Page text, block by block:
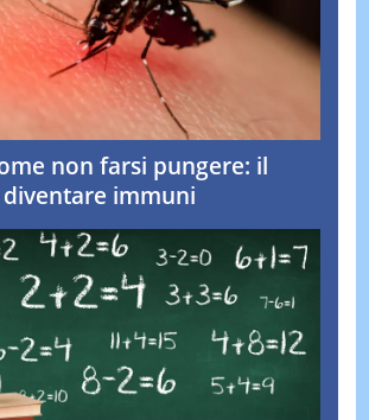
non farsi pungere: il
immuni